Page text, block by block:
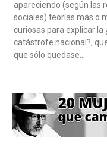
apareciendo (según las
sociales) teorías más o
curiosas para explicar la
catástrofe nacional?,
que sólo quedase…